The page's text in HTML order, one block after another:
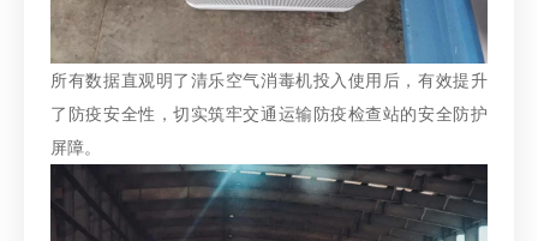
所有数据直观明了清乐空气消毒机投入使用后，有效提升
了防疫安全性，切实筑牢交通运输防疫检查站的安全防护
屏障。